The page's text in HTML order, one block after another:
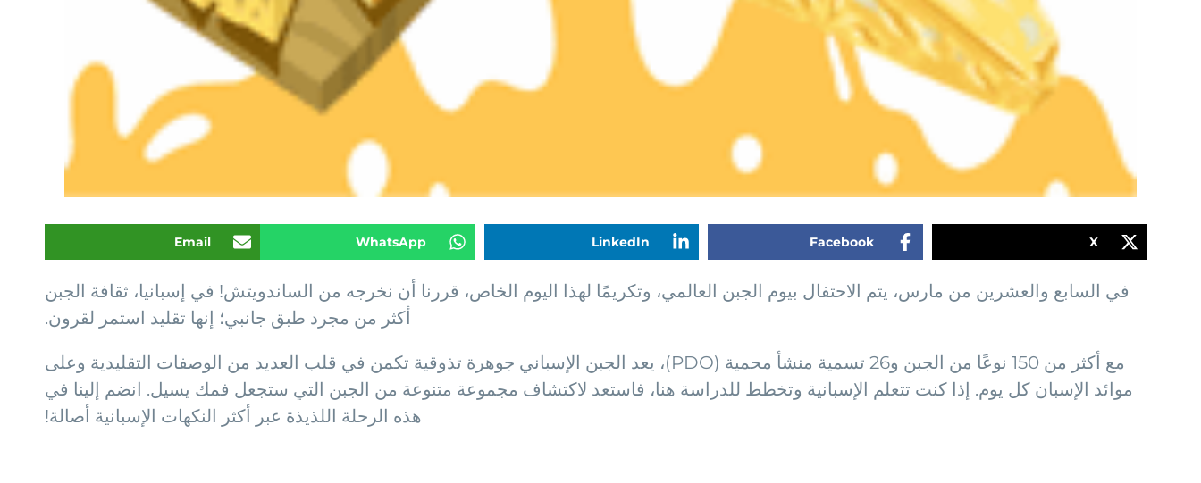
X
Facebook
LinkedIn
WhatsApp
Email
في السابع والعشرين من مارس، يتم الاحتفال بيوم الجبن العالمي، وتكريمًا لهذا اليوم الخاص، قررنا أن نخرجه من الساندويتش! في إسبانيا، ثقافة الجبن
أكثر من مجرد طبق جانبي؛ إنها تقليد استمر لقرون.
مع أكثر من 150 نوعًا من الجبن و26 تسمية منشأ محمية (PDO)، يعد الجبن الإسباني جوهرة تذوقية تكمن في قلب العديد من الوصفات التقليدية وعلى
موائد الإسبان كل يوم. إذا كنت تتعلم الإسبانية وتخطط للدراسة هنا، فاستعد لاكتشاف مجموعة متنوعة من الجبن التي ستجعل فمك يسيل. انضم إلينا في
هذه الرحلة اللذيذة عبر أكثر النكهات الإسبانية أصالة!